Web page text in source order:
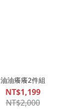
油油癢癢2件組
NT$1,199
NT$2,000